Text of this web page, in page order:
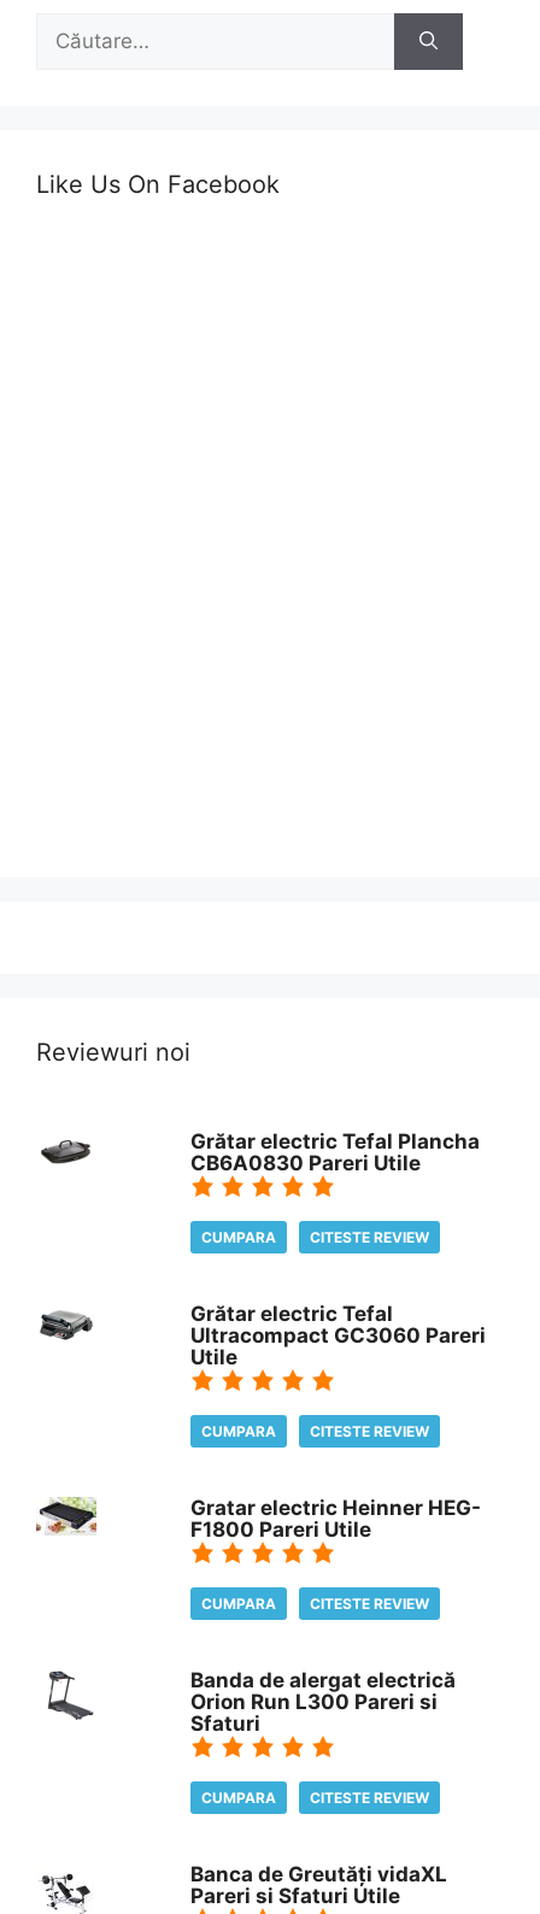
Caută
Like Us On Facebook
Reviewuri noi
Grătar electric Tefal Plancha
CB6A0830 Pareri Utile
CUMPARA CITESTE REVIEW
Grătar electric Tefal
Ultracompact GC3060 Pareri
Utile
CUMPARA CITESTE REVIEW
Gratar electric Heinner HEG-
F1800 Pareri Utile
CUMPARA CITESTE REVIEW
Banda de alergat electrică
Orion Run L300 Pareri si
Sfaturi
CUMPARA CITESTE REVIEW
Banca de Greutăți vidaXL
Pareri si Sfaturi Utile